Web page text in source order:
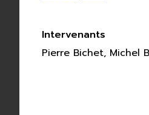
Intervenants
Pierre Bichet, Michel